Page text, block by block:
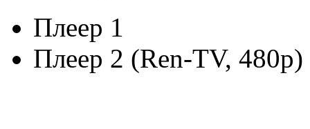
Плеер 1
Плеер 2 (Ren-TV, 480p)